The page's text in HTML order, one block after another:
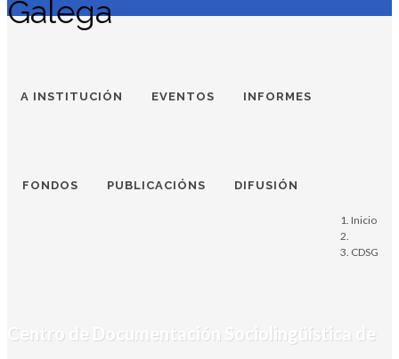
A INSTITUCIÓN EVENTOS INFORMES
FONDOS PUBLICACIÓNS DIFUSIÓN
Centro de Documentación Sociolingüística de
Inicio
CDSG